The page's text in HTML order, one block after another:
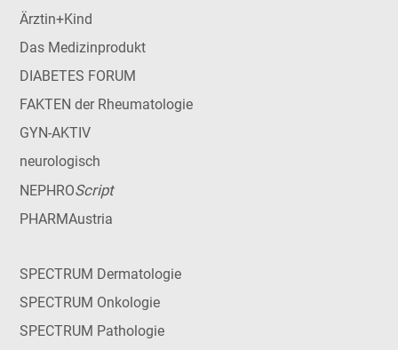
Ärztin+Kind
Das Medizinprodukt
DIABETES FORUM
FAKTEN der Rheumatologie
GYN-AKTIV
neurologisch
NEPHROScript
PHARMAustria
SPECTRUM Dermatologie
SPECTRUM Onkologie
SPECTRUM Pathologie